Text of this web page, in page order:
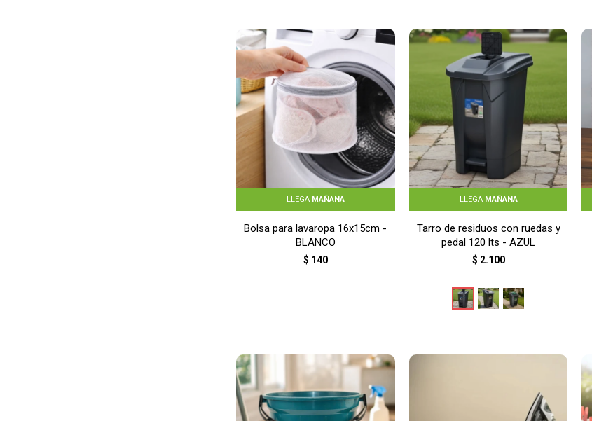
LLEGA MAÑANA
Bolsa para lavaropa 16x15cm -
BLANCO
$ 140
LLEGA MAÑANA
Tarro de residuos con ruedas y
pedal 120 lts - AZUL
$ 2.100